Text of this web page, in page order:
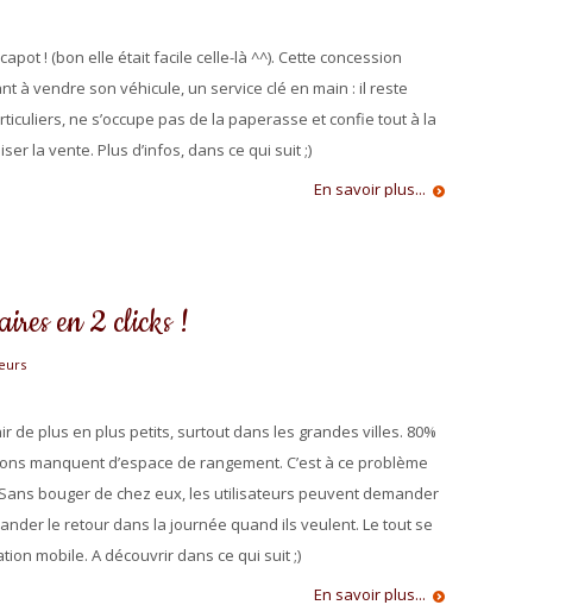
! (bon elle était facile celle-là ^^). Cette concession
à vendre son véhicule, un service clé en main : il reste
ne s’occupe pas de la paperasse et confie tout à la
la vente. Plus d’infos, dans ce qui suit ;)
En savoir plus...
en 2 clicks !
de plus en plus petits, surtout dans les grandes villes. 80%
manquent d’espace de rangement. C’est à ce problème
bouger de chez eux, les utilisateurs peuvent demander
le retour dans la journée quand ils veulent. Le tout se
mobile. A découvrir dans ce qui suit ;)
En savoir plus...